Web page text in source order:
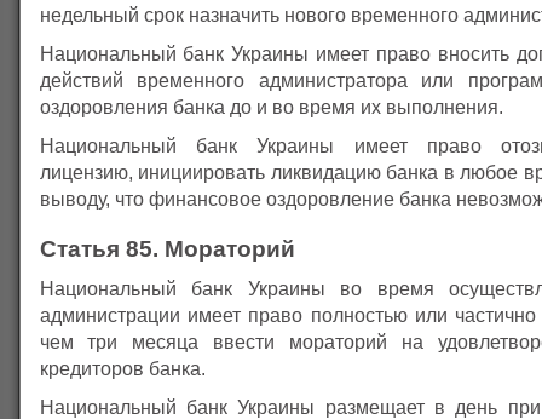
недельный срок назначить нового временного
Национальный банк Украины имеет право вносить
действий временного администратора или
оздоровления банка до и во время их выполнения.
Национальный банк Украины имеет право
лицензию, инициировать ликвидацию банка в любое
выводу, что финансовое оздоровление банка
Статья 85. Мораторий
Национальный банк Украины во время
администрации имеет право полностью или
чем три месяца ввести мораторий на
кредиторов банка.
Национальный банк Украины размещает в день